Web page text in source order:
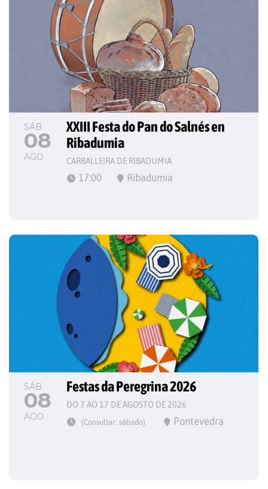
SÁB
08
AGO
XXIII Festa do Pan do Salnés en
Ribadumia
CARBALLEIRA DE RIBADUMIA
17:00 Ribadumia
SÁB
08
AGO
Festas da Peregrina 2026
DO 7 AO 17 DE AGOSTO DE 2026
(Consultar: sábado) Pontevedra